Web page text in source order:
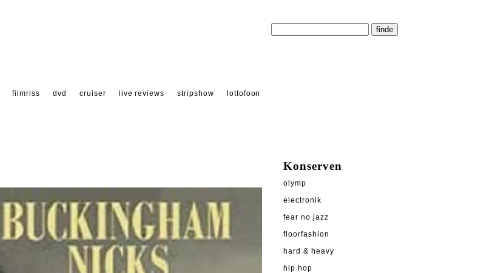
filmriss dvd cruiser live reviews stripshow lottofoon
Konserven
olymp
electronik
fear no jazz
floorfashion
hard & heavy
hip hop